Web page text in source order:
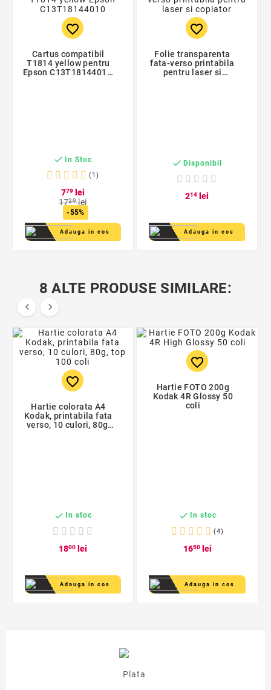
favorite_border
Cartus compatibil
T1814 yellow pentru
Epson C13T18144010,
 In Stoc
(1)
779lei
1729lei
-55%
Adauga in cos
favorite_border
Folie transparenta
fata-verso printabila
pentru laser si
 Disponibil
214lei
Adauga in cos
8 ALTE PRODUSE SIMILARE:
 
favorite_border
Hartie colorata A4
Kodak, printabila fata
verso, 10 culori, 80g,
 In stoc
1800lei
Adauga in cos
favorite_border
Hartie FOTO 200g
Kodak 4R Glossy 50
coli
 In stoc
(4)
1650lei
Adauga in cos